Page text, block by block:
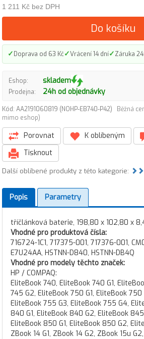
1 211 Kč bez DPH
Do košíku
✓Doprava od 63 Kč✓Vrácení 14 dní✓Záruka
Eshop: skladem
Prodejna: 24h od objednávky
Kód: AA2191060819 (NOHP-EB740-P42)
Běžná
mimo eshop)
Porovnat K oblíbeným
Tisknout
Další oblíbené produkty z této kategorie:
Popis Parametry
tříčlánková baterie, 198,80 x 102,80 x
Vhodné pro produktová čísla:
716724-1C1, 717375-001, 717376-001,
E7U24AA, HSTNN-D840, HSTNN-DB4Q
Vhodné pro modely těchto značek:
HP / COMPAQ:
EliteBook 740, EliteBook 740 G1,
745 G2, EliteBook 750 G1, EliteBook
EliteBook 755 G3, EliteBook 755 G4,
840 G1, EliteBook 840 G2, EliteBook
EliteBook 850 G1, EliteBook 850 G2,
ZBook 14 G1, ZBook 14 G2, ZBook 15u